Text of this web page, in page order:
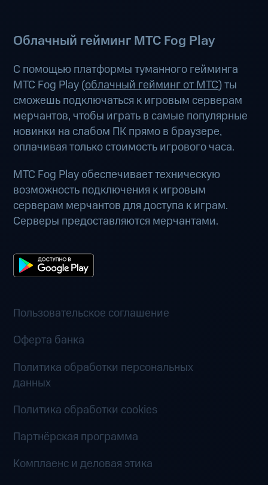
Облачный гейминг МТС Fog Play
С помощью платформы туманного гейминга
МТС Fog Play (облачный гейминг от МТС) ты
сможешь подключаться к игровым серверам
мерчантов, чтобы играть в самые популярные
новинки на слабом ПК прямо в браузере,
оплачивая только стоимость игрового часа.
МТС Fog Play обеспечивает техническую
возможность подключения к игровым
серверам мерчантов для доступа к играм.
Серверы предоставляются мерчантами.
Пользовательское соглашение
Оферта банка
Политика обработки персональных
данных
Политика обработки cookies
Партнёрская программа
Комплаенс и деловая этика